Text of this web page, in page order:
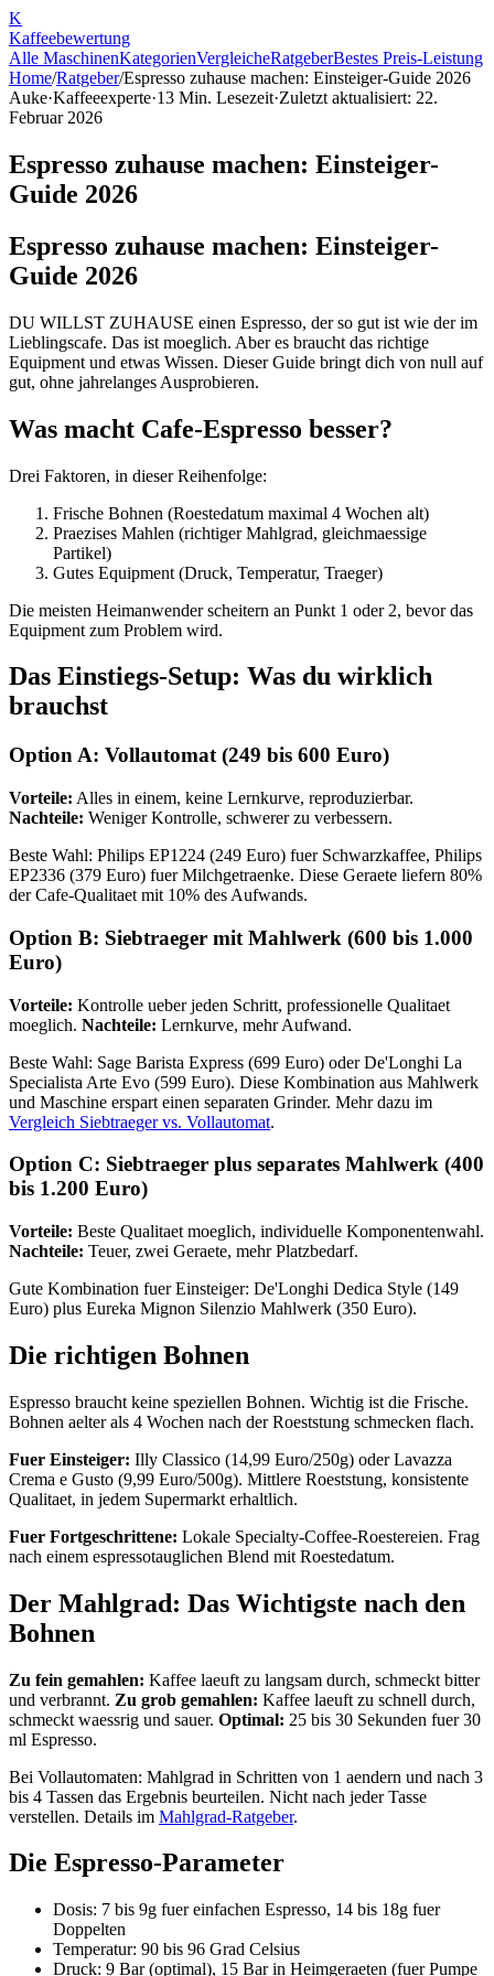
K
Kaffeebewertung
Alle MaschinenKategorienVergleicheRatgeberBestes Preis-Leistung
Home/Ratgeber/Espresso zuhause machen: Einsteiger-Guide 2026
Auke·Kaffeeexperte·13 Min. Lesezeit·Zuletzt aktualisiert: 22.
Februar 2026
Espresso zuhause machen: Einsteiger-
Guide 2026
Espresso zuhause machen: Einsteiger-
Guide 2026
DU WILLST ZUHAUSE einen Espresso, der so gut ist wie der im
Lieblingscafe. Das ist moeglich. Aber es braucht das richtige
Equipment und etwas Wissen. Dieser Guide bringt dich von null auf
gut, ohne jahrelanges Ausprobieren.
Was macht Cafe-Espresso besser?
Drei Faktoren, in dieser Reihenfolge:
Frische Bohnen (Roestedatum maximal 4 Wochen alt)
Praezises Mahlen (richtiger Mahlgrad, gleichmaessige
Partikel)
Gutes Equipment (Druck, Temperatur, Traeger)
Die meisten Heimanwender scheitern an Punkt 1 oder 2, bevor das
Equipment zum Problem wird.
Das Einstiegs-Setup: Was du wirklich
brauchst
Option A: Vollautomat (249 bis 600 Euro)
Vorteile: Alles in einem, keine Lernkurve, reproduzierbar.
Nachteile: Weniger Kontrolle, schwerer zu verbessern.
Beste Wahl: Philips EP1224 (249 Euro) fuer Schwarzkaffee, Philips
EP2336 (379 Euro) fuer Milchgetraenke. Diese Geraete liefern 80%
der Cafe-Qualitaet mit 10% des Aufwands.
Option B: Siebtraeger mit Mahlwerk (600 bis 1.000
Euro)
Vorteile: Kontrolle ueber jeden Schritt, professionelle Qualitaet
moeglich. Nachteile: Lernkurve, mehr Aufwand.
Beste Wahl: Sage Barista Express (699 Euro) oder De'Longhi La
Specialista Arte Evo (599 Euro). Diese Kombination aus Mahlwerk
und Maschine erspart einen separaten Grinder. Mehr dazu im
Vergleich Siebtraeger vs. Vollautomat.
Option C: Siebtraeger plus separates Mahlwerk (400
bis 1.200 Euro)
Vorteile: Beste Qualitaet moeglich, individuelle Komponentenwahl.
Nachteile: Teuer, zwei Geraete, mehr Platzbedarf.
Gute Kombination fuer Einsteiger: De'Longhi Dedica Style (149
Euro) plus Eureka Mignon Silenzio Mahlwerk (350 Euro).
Die richtigen Bohnen
Espresso braucht keine speziellen Bohnen. Wichtig ist die Frische.
Bohnen aelter als 4 Wochen nach der Roeststung schmecken flach.
Fuer Einsteiger: Illy Classico (14,99 Euro/250g) oder Lavazza
Crema e Gusto (9,99 Euro/500g). Mittlere Roeststung, konsistente
Qualitaet, in jedem Supermarkt erhaltlich.
Fuer Fortgeschrittene: Lokale Specialty-Coffee-Roestereien. Frag
nach einem espressotauglichen Blend mit Roestedatum.
Der Mahlgrad: Das Wichtigste nach den
Bohnen
Zu fein gemahlen: Kaffee laeuft zu langsam durch, schmeckt bitter
und verbrannt. Zu grob gemahlen: Kaffee laeuft zu schnell durch,
schmeckt waessrig und sauer. Optimal: 25 bis 30 Sekunden fuer 30
ml Espresso.
Bei Vollautomaten: Mahlgrad in Schritten von 1 aendern und nach 3
bis 4 Tassen das Ergebnis beurteilen. Nicht nach jeder Tasse
verstellen. Details im Mahlgrad-Ratgeber.
Die Espresso-Parameter
Dosis: 7 bis 9g fuer einfachen Espresso, 14 bis 18g fuer
Doppelten
Temperatur: 90 bis 96 Grad Celsius
Druck: 9 Bar (optimal), 15 Bar in Heimgeraeten (fuer Pumpe